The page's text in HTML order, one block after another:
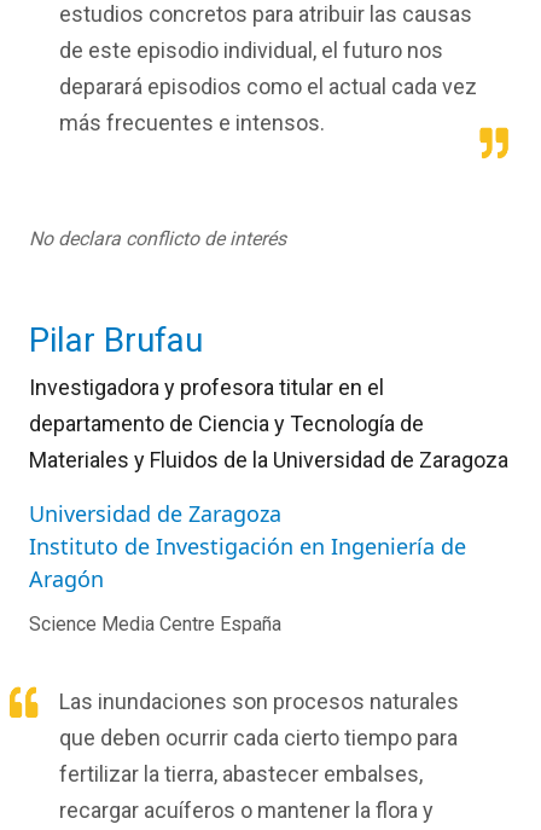
estudios concretos para atribuir las causas
de este episodio individual, el futuro nos
deparará episodios como el actual cada vez
más frecuentes e intensos.
No declara conflicto de interés
Pilar Brufau
Investigadora y profesora titular en el
departamento de Ciencia y Tecnología de
Materiales y Fluidos de la Universidad de Zaragoza
Universidad de Zaragoza
Instituto de Investigación en Ingeniería de
Aragón
Science Media Centre España
Las inundaciones son procesos naturales
que deben ocurrir cada cierto tiempo para
fertilizar la tierra, abastecer embalses,
recargar acuíferos o mantener la flora y